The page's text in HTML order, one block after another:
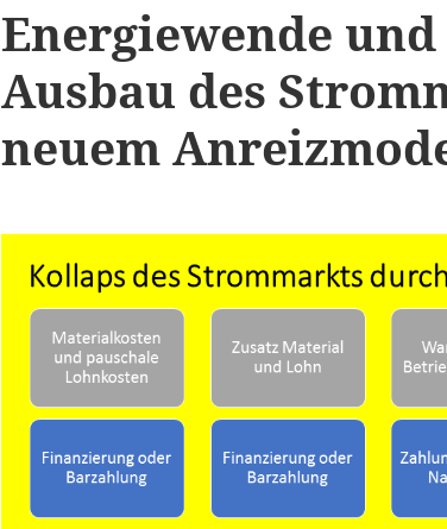
Energiewende
Ausbau des
neuem